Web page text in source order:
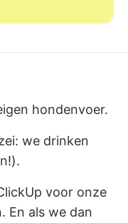
hondenvoer.
we drinken
voor onze
En als we dan